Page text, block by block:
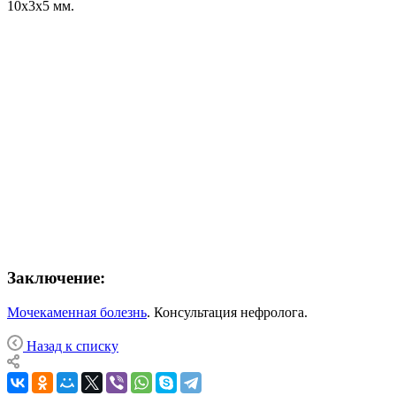
10х3х5 мм.
Заключение:
Мочекаменная болезнь. Консультация нефролога.
Назад к списку